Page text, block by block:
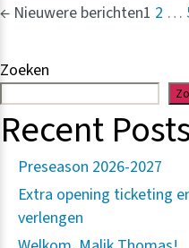
Berichten
paginering
← Nieuwere berichten1 2 …
Zoeken
Recent
Preseason 2026-2027
Extra opening ticketing
verlengen